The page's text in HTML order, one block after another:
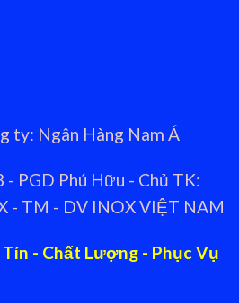
ty: Ngân Hàng Nam Á
- PGD Phú Hữu - Chủ TK:
- TM - DV INOX VIỆT NAM
Tín - Chất Lượng - Phục Vụ